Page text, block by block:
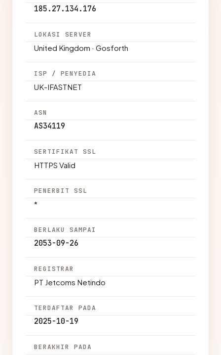
185.27.134.176
LOKASI SERVER
United Kingdom · Gosforth
ISP / PENYEDIA
UK-IFASTNET
ASN
AS34119
SERTIFIKAT SSL
HTTPS Valid
PENERBIT SSL
*
BERLAKU SAMPAI
2053-09-26
REGISTRAR
PT Jetcoms Netindo
TERDAFTAR PADA
2025-10-19
BERAKHIR PADA